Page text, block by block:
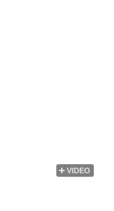
VIDEO